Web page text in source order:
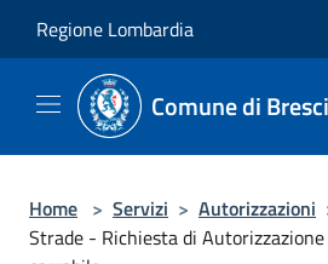
Regione Lombardia
Comune di
Home > Servizi > Autorizzazioni
Strade - Richiesta di